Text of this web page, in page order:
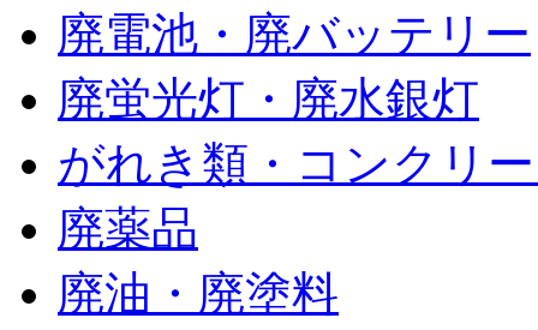
廃電池・廃バッテリー
廃蛍光灯・廃水銀灯
がれき類・コンクリ
廃薬品
廃油・廃塗料